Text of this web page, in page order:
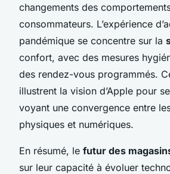
changements des
consommateurs. L’expérience
pandémique se concentre sur la
confort, avec des mesures
des rendez-vous programmés.
illustrent la vision d’Apple pour
voyant une convergence entre
physiques et numériques.
En résumé, le futur des
sur leur capacité à évoluer